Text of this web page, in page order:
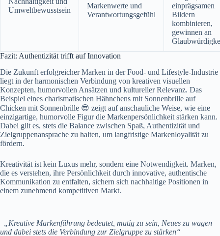
Umweltbewusstsein
Markenwerte und
Verantwortungsgefühl
einprägsamen
Bildern
kombinieren,
gewinnen an
Fazit: Authentizität trifft auf Innovation
Die Zukunft erfolgreicher Marken in der Food- und Lifestyle-Industrie
liegt in der harmonischen Verbindung von kreativen visuellen
Konzepten, humorvollen Ansätzen und kultureller Relevanz. Das
Beispiel eines charismatischen Hähnchens mit Sonnenbrille auf
Chicken mit Sonnenbrille 😎 zeigt auf anschauliche Weise, wie eine
einzigartige, humorvolle Figur die Markenpersönlichkeit stärken kann.
Dabei gilt es, stets die Balance zwischen Spaß, Authentizität und
Zielgruppenansprache zu halten, um langfristige Markenloyalität zu
fördern.
Kreativität ist kein Luxus mehr, sondern eine Notwendigkeit. Marken,
die es verstehen, ihre Persönlichkeit durch innovative, authentische
Kommunikation zu entfalten, sichern sich nachhaltige Positionen in
einem zunehmend kompetitiven Markt.
„Kreative Markenführung bedeutet, mutig zu sein, Neues zu wagen
und dabei stets die Verbindung zur Zielgruppe zu stärken“